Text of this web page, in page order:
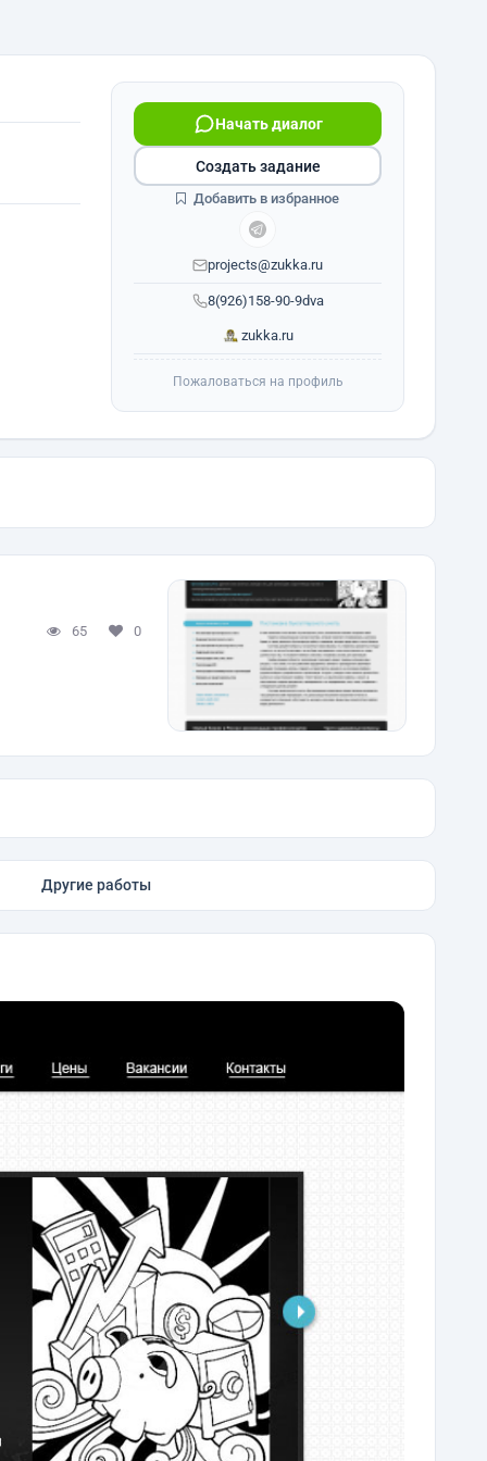
8(926)158-90-9dva
Начать диалог
projects@zukka.ru
zukka.ru
Создать задание
Добавить в избранное
Пожаловаться на профиль
65 0
Другие работы